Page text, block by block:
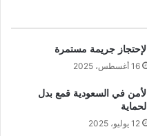
الإحتجاز جريمة مستمرة
16 أغسطس، 2025
الأمن في السعودية قمع بدل
الحماية
12 يوليو، 2025